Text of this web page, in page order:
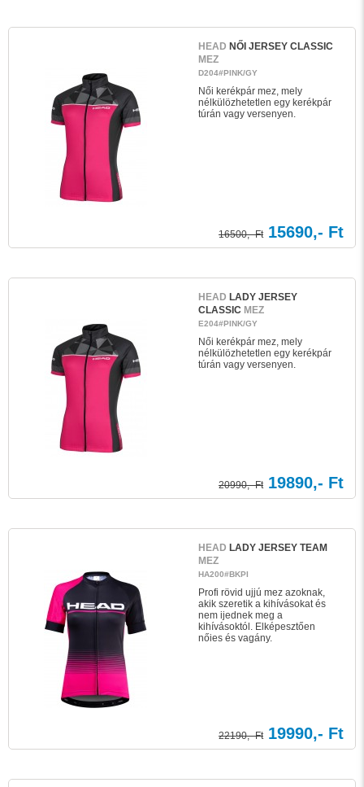
HEAD NŐI JERSEY CLASSIC
MEZ
D204#PINK/GY
Női kerékpár mez, mely
nélkülözhetetlen egy kerékpár
túrán vagy versenyen.
16500,- Ft 15690,- Ft
HEAD LADY JERSEY
CLASSIC MEZ
E204#PINK/GY
Női kerékpár mez, mely
nélkülözhetetlen egy kerékpár
túrán vagy versenyen.
20990,- Ft 19890,- Ft
HEAD LADY JERSEY TEAM
MEZ
HA200#BKPI
Profi rövid ujjú mez azoknak,
akik szeretik a kihívásokat és
nem ijednek meg a
kihívásoktól. Elképesztően
nőies és vagány.
22190,- Ft 19990,- Ft